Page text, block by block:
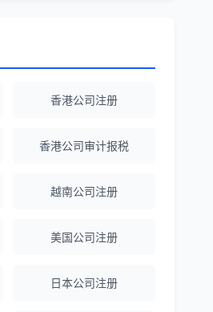
★★★★☆
★★★★★
香港公司注册
香港公司审计报税
越南公司注册
美国公司注册
日本公司注册